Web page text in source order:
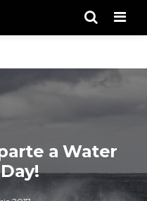
a Water